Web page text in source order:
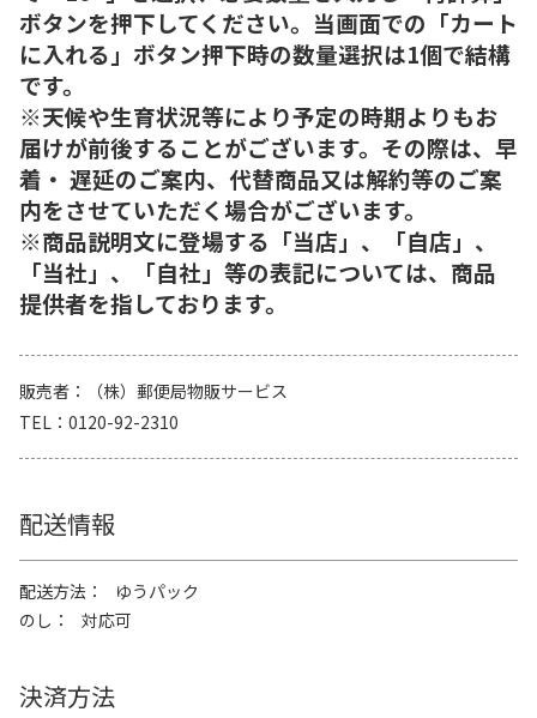
ボタンを押下してください。当画面での「カート
に入れる」ボタン押下時の数量選択は1個で結構
です。
※天候や生育状況等により予定の時期よりもお
届けが前後することがございます。その際は、早
着・ 遅延のご案内、代替商品又は解約等のご案
内をさせていただく場合がございます。
※商品説明文に登場する「当店」、「自店」、
「当社」、「自社」等の表記については、商品
提供者を指しております。
販売者
（株）郵便局物販サービス
TEL
0120-92-2310
配送情報
配送方法
ゆうパック
のし
対応可
決済方法